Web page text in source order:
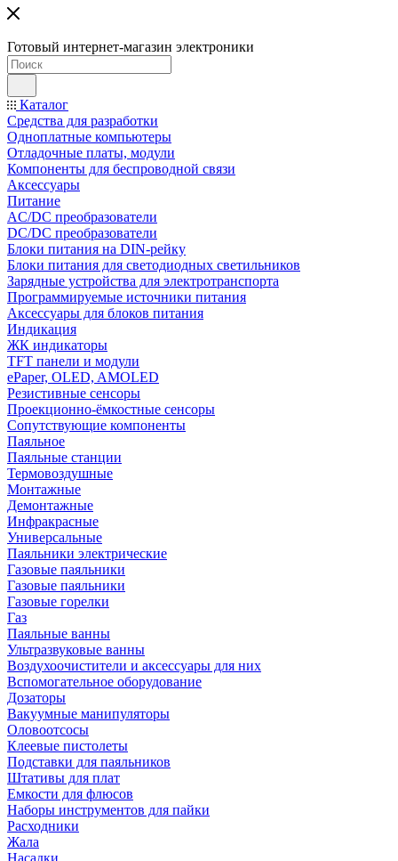
Готовый интернет-магазин электроники
Каталог
Средства для разработки
Одноплатные компьютеры
Отладочные платы, модули
Компоненты для беспроводной связи
Аксессуары
Питание
AC/DC преобразователи
DC/DC преобразователи
Блоки питания на DIN-рейку
Блоки питания для светодиодных светильников
Зарядные устройства для электротранспорта
Программируемые источники питания
Аксессуары для блоков питания
Индикация
ЖК индикаторы
TFT панели и модули
ePaper, OLED, AMOLED
Резистивные сенсоры
Проекционно-ёмкостные сенсоры
Сопутствующие компоненты
Паяльное
Паяльные станции
Термовоздушные
Монтажные
Демонтажные
Инфракрасные
Универсальные
Паяльники электрические
Газовые паяльники
Газовые паяльники
Газовые горелки
Газ
Паяльные ванны
Ультразвуковые ванны
Воздухоочистители и аксессуары для них
Вспомогательное оборудование
Дозаторы
Вакуумные манипуляторы
Оловоотсосы
Клеевые пистолеты
Подставки для паяльников
Штативы для плат
Емкости для флюсов
Наборы инструментов для пайки
Расходники
Жала
Насадки